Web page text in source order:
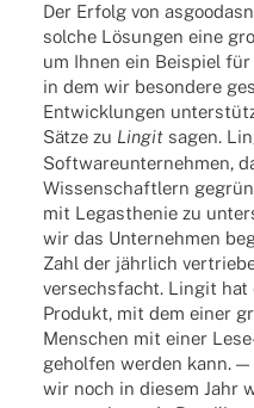
Der Erfolg von
solche Lösun­gen eine
um Ihnen ein Beispiel
in dem wir beson­dere
Entwick­lun­gen
Sätze zu Lingit sagen.
Soft­ware­un­ter­neh­men,
Wissen­schaft­lern
mit Legasthe­nie zu
wir das Unter­neh­men
Zahl der jähr­lich
versechs­facht. Lingit hat
Produkt, mit dem einer
Menschen mit einer
gehol­fen werden kann.
wir noch in diesem Jahr